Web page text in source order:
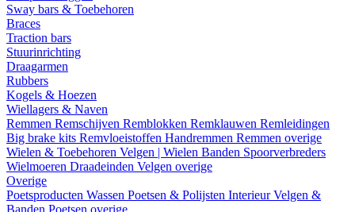
Sway bars & Toebehoren
Braces
Traction bars
Stuurinrichting
Draagarmen
Rubbers
Kogels & Hoezen
Wiellagers & Naven
Remmen Remschijven Remblokken Remklauwen Remleidingen
Big brake kits Remvloeistoffen Handremmen Remmen overige
Wielen & Toebehoren Velgen | Wielen Banden Spoorverbreders
Wielmoeren Draadeinden Velgen overige
Overige
Poetsproducten Wassen Poetsen & Polijsten InterieurVelgen &
Banden Poetsen overige